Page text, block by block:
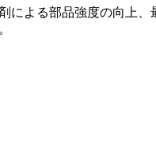
よる部品強度の向上